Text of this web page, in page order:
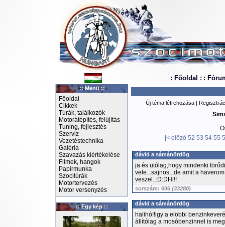
: Főoldal : :
:: Menü ::
Főoldal
Cikkek
Túrák, találkozók
Motorátépítés, felújítás
Tuning, fejlesztés
Szerviz
Vezetéstechnika
Galéria
Szavazás kiértékelése
Filmek, hangok
Papírmunka
Szocitúrák
Motortervezés
Motor versenyzés
:: Egy kép ::
Új téma létrehozása |
|< előző 52 53 54 55
dávid a sámánördög
ja és utólag,hogy mindenki
vele...sajnos...de amit a
veszel..:D:DHi!!
sorszám: 606 (33280)
dávid a sámánördög
halihó!!igy a elöbbi
állítólag a mosóbenzinnel is